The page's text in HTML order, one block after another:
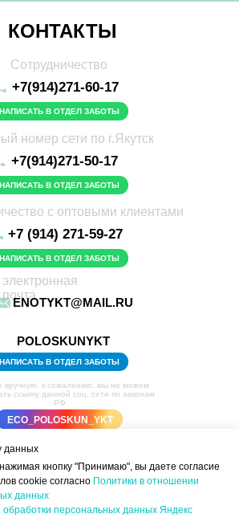
+7(914)271-60-17
Сотрудничество
НАПИСАТЬ В ОТДЕЛ ЗАБОТЫ
ENOTYKT@MAIL.RU
электронная
почта
КОНТАКТЫ
POLOSKUNYKT
НАПИСАТЬ В ОТДЕЛ ЗАБОТЫ
+7 (914) 271-59-27
с оптовыми клиентами
НАПИСАТЬ В ОТДЕЛ ЗАБОТЫ
ECO_POLOSKUN_YKT
вручную, к сожалению, мы не можем
ссылку данной соц. сети по законам
РФ
+7(914)271-50-17
номер сети по г.Якутск
НАПИСАТЬ В ОТДЕЛ ЗАБОТЫ
данных
кнопку "Принимаю", вы даете согласие
cookie согласно Политики в отношении
данных
персональных данных Яндекс